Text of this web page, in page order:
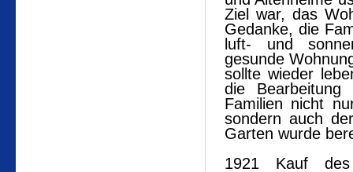
Ziel war, das
Gedanke, die
luft- und
gesunde
sollte wieder
die
Familien nicht
sondern auch
Garten wurde
1921 Kauf